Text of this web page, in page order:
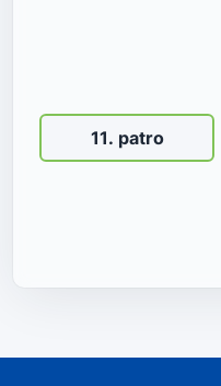
11. patro